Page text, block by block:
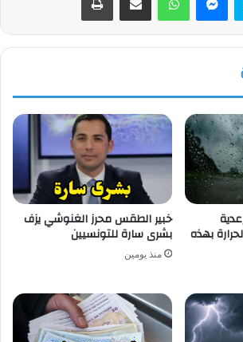
بهذه
خبير الطقس محرز الغنوشي يزف
بشرى سارة للتونسيين
منذ يومين